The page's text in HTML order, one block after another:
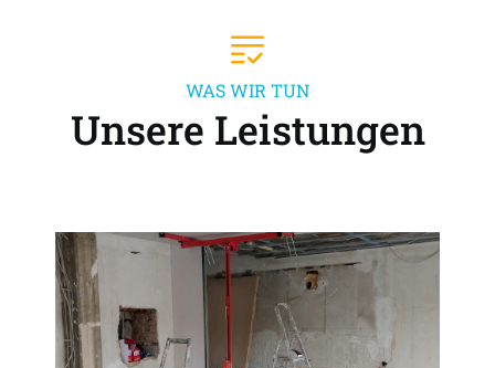
WAS WIR TUN
Unsere Leistungen